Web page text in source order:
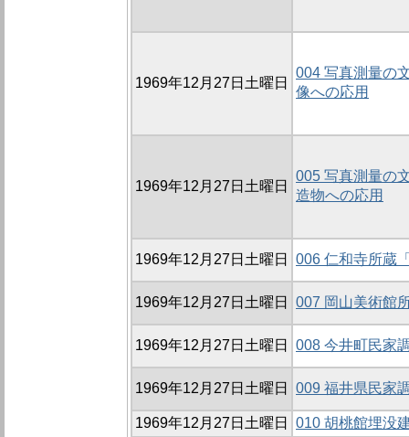
1969年12月27日土曜日
004 写真測量の
像への応用
1969年12月27日土曜日
005 写真測量の
造物への応用
1969年12月27日土曜日 006 仁和寺所蔵
1969年12月27日土曜日 007 岡山美術館
1969年12月27日土曜日 008 今井町民家
1969年12月27日土曜日 009 福井県民家
1969年12月27日土曜日
010 胡桃館埋没